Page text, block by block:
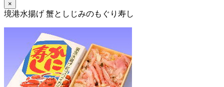
×
境港水揚げ 蟹としじみのもぐり寿し